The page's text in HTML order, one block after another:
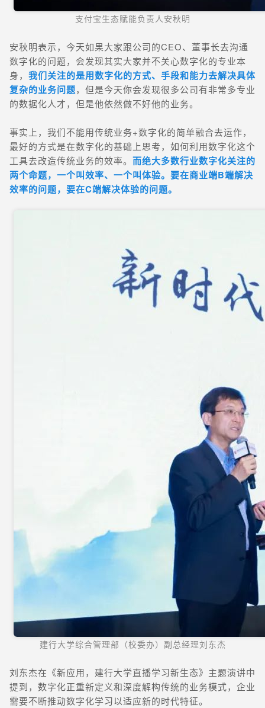
支付宝生态赋能负责人安秋明
安秋明表示，今天如果大家跟公司的CEO、董事长去沟通
数字化的问题，会发现其实大家并不关心数字化的专业本
身， 我们关注的是用数字化的方式、手段和能力去解决具体
复杂的业务问题，但是今天你会发现很多公司有非常多专业
的数据化人才，但是他依然做不好他的业务。
事实上，我们不能用传统业务+数字化的简单融合去运作，
最好的方式是在数字化的基础上思考，如何利用数字化这个
工具去改造传统业务的效率。 而绝大多数行业数字化关注的
两个命题，一个叫效率、一个叫体验。要在商业端B端解决
效率的问题，要在C端解决体验的问题。
建行大学综合管理部（校委办）副总经理刘东杰
刘东杰在《新应用，建行大学直播学习新生态》主题演讲中
提到，数字化正重新定义和深度解构传统的业务模式，企业
需要不断推动数字化学习以适应新的时代特征。